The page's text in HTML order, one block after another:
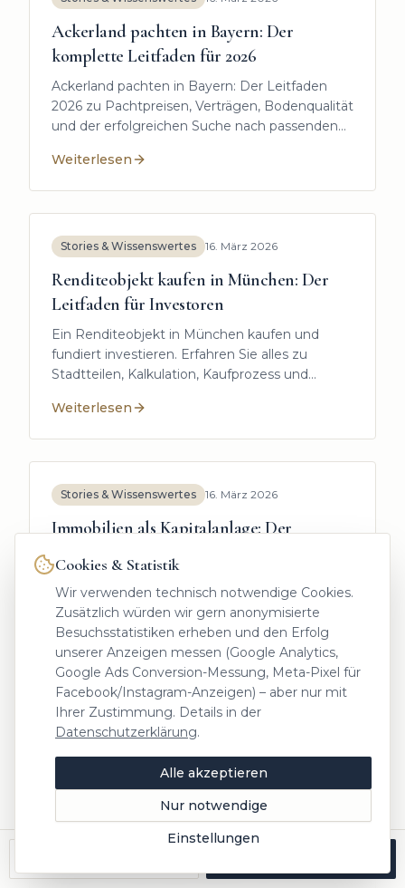
Ackerland pachten in Bayern: Der
komplette Leitfaden für 2026
Ackerland pachten in Bayern: Der Leitfaden
2026 zu Pachtpreisen, Verträgen, Bodenqualität
und der erfolgreichen Suche nach passenden
Weiterlesen
:Ackerland pachten in Bayern: Der komplette
Stories & Wissenswertes 16. März 2026
Renditeobjekt kaufen in München: Der
Leitfaden für Investoren
Ein Renditeobjekt in München kaufen und
fundiert investieren. Erfahren Sie alles zu
Stadtteilen, Kalkulation, Kaufprozess und
Weiterlesen
:Renditeobjekt kaufen in München: Der Leitfaden
Stories & Wissenswertes 16. März 2026
Immobilien als Kapitalanlage: Der
komplette Leitfaden für Einsteiger 2026
Erfahren Sie 2026, wie Sie Rendite berechnen,
Risiken vermeiden und die passende
Anlageimmobilie finden.
Weiterlesen
Immobilien als Kapitalanlage: Der komplette
Stories & Wissenswertes
Immobilienmakler Nandlstadt: Ihr lokaler
Experte für den erfolgreichen Verkauf
Immobilienmakler Nandlstadt: Mit lokaler
Marktkenntnis, fundierter Bewertung und
starker Vermarktung verkaufen Sie Ihre
Cookies & Statistik
Wir verwenden technisch notwendige Cookies.
Zusätzlich würden wir gern anonymisierte
Besuchsstatistiken erheben und den Erfolg
unserer Anzeigen messen (Google Analytics,
Google Ads Conversion-Messung, Meta-Pixel für
Facebook/Instagram-Anzeigen) – aber nur mit
Ihrer Zustimmung. Details in der
Datenschutzerklärung.
Alle akzeptieren
Nur notwendige
Einstellungen